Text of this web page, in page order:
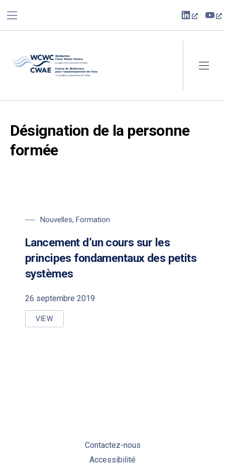
BAR NAVIGATION New
Walkerton Clean Water Centre
Désignation de la personne
formée
Nouvelles, Formation
Lancement d’un cours sur les
principes fondamentaux des petits
systèmes
26 septembre 2019
VIEW
LANCEMENT D’UN COURS SUR LES PRINCIPES
Contactez-nous
Accessibilité